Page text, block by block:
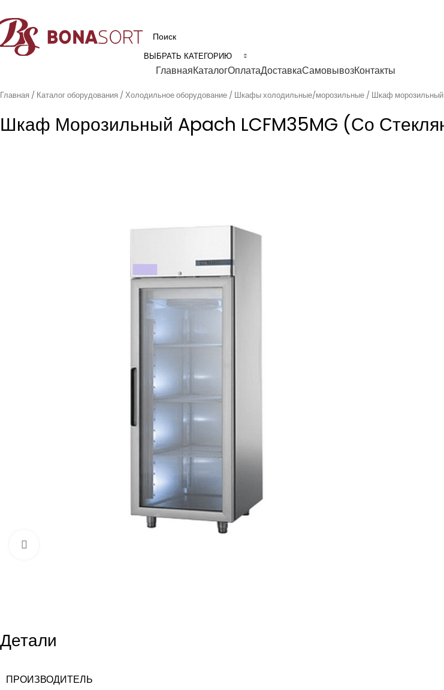
ВЫБРАТЬ КАТЕГОРИЮ
ГлавнаяКаталогОплатаДоставкаСамовывозКонтакты
Главная Каталог оборудования Холодильное оборудование Шкафы холодильные/морозильные Шкаф
Шкаф Морозильный Apach LCFM35MG (со
Детали
ПРОИЗВОДИТЕЛЬ